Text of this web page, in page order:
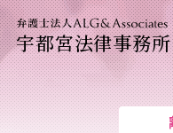
宇都宮法律事務所